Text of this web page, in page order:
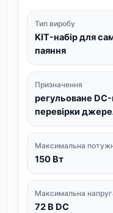
Тип виробу
KIT-набір для
паяння
Призначення
регульоване
перевірки
Максимальна
150 Вт
Максимальна
72 В DC